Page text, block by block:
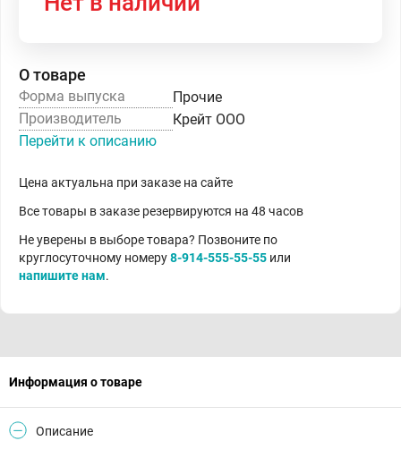
О товаре
Форма выпуска
Прочие
Производитель
Крейт ООО
Перейти к описанию
Цена актуальна при заказе на сайте
Все товары в заказе резервируются на 48 часов
Не уверены в выборе товара? Позвоните по
круглосуточному номеру8-914-555-55-55 или
напишите нам.
Информация о товаре
Описание